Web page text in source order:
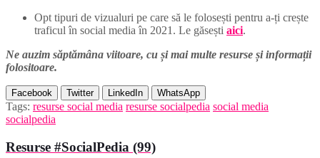
Opt tipuri de vizualuri pe care să le folosești pentru a-ți crește
traficul în social media în 2021. Le găsești aici.
Ne auzim săptămâna viitoare, cu și mai multe resurse și informații
folositoare.
Facebook Twitter LinkedIn WhatsApp
Tags: resurse social media resurse socialpedia social media
socialpedia
Resurse #SocialPedia (99)